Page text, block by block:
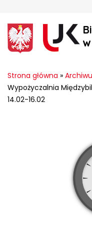
Strona główna »
Wypożyczalnia
14.02-16.02